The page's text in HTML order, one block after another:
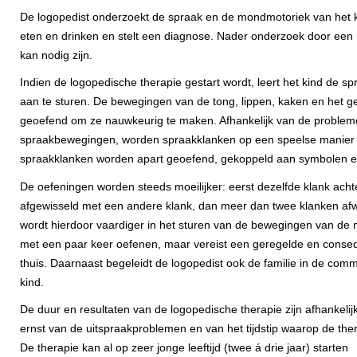
De logopedist onderzoekt de spraak en de mondmotoriek van het
eten en drinken en stelt een diagnose. Nader onderzoek door een
kan nodig zijn.
Indien de logopedische therapie gestart wordt, leert het kind de
aan te sturen. De bewegingen van de tong, lippen, kaken en het
geoefend om ze nauwkeurig te maken. Afhankelijk van de
spraakbewegingen, worden spraakklanken op een speelse
spraakklanken worden apart geoefend, gekoppeld aan symbolen
De oefeningen worden steeds moeilijker: eerst dezelfde klank
afgewisseld met een andere klank, dan meer dan twee klanken
wordt hierdoor vaardiger in het sturen van de bewegingen van de
met een paar keer oefenen, maar vereist een geregelde en
thuis. Daarnaast begeleidt de logopedist ook de familie in de
kind.
De duur en resultaten van de logopedische therapie zijn
ernst van de uitspraakproblemen en van het tijdstip waarop de
De therapie kan al op zeer jonge leeftijd (twee á drie jaar) starten